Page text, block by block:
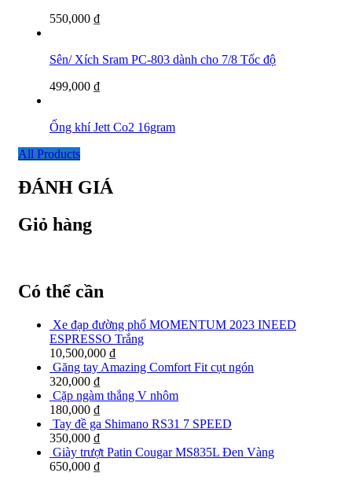
550,000 ₫
Sên/ Xích Sram PC-803 dành cho 7/8 Tốc độ
499,000 ₫
Ống khí Jett Co2 16gram
All Products
ĐÁNH GIÁ
Giỏ hàng
Có thể cần
Xe đạp đường phố MOMENTUM 2023 INEED
ESPRESSO Trắng
10,500,000 ₫
Găng tay Amazing Comfort Fit cụt ngón
320,000 ₫
Cặp ngàm thắng V nhôm
180,000 ₫
Tay đề ga Shimano RS31 7 SPEED
350,000 ₫
Giày trượt Patin Cougar MS835L Đen Vàng
650,000 ₫